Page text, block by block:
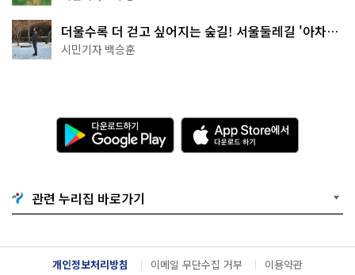
더울수록 더 걷고 싶어지는 숲길! 서울둘레길 '아차산
코스'
시민기자 백승훈
다
운
로
기
G
o
g
l
e
A
p
p
e
서
다
운
관련 누리집 바로가기
개인정보처리방침 이메일 무단수집 거부 이용약관